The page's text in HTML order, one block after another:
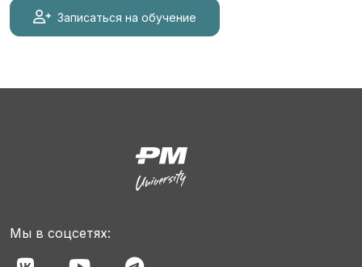
Записаться на обучение
Мы в соцсетях: